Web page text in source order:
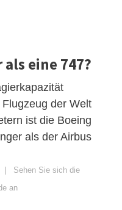
eine 747?
der Welt
ist die Boeing
als der Airbus
| Sehen Sie sich die
an